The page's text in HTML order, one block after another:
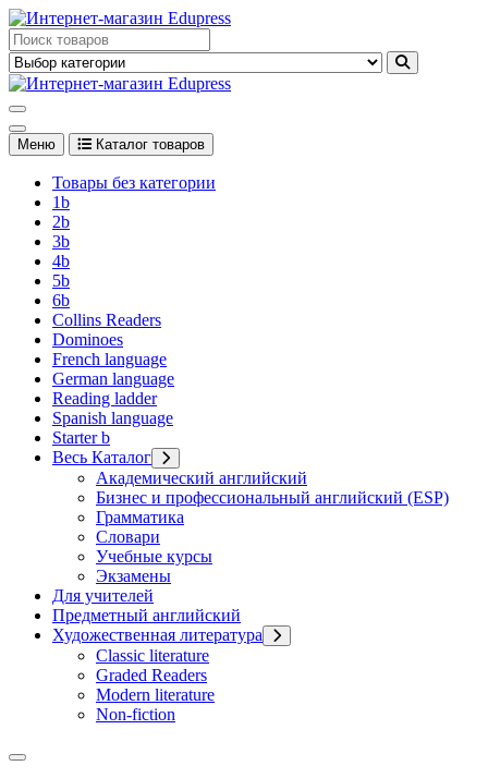
Перейти
к
содержимому
Edupress Uzbekistan, Edupress Узбекистан, книги, учебники на
английском языке
английском языке
Меню Каталог товаров
Товары без категории
1b
2b
3b
4b
5b
6b
Collins Readers
Dominoes
French language
German language
Reading ladder
Spanish language
Starter b
Весь Каталог
Академический английский
Бизнес и профессиональный английский (ESP)
Грамматика
Словари
Учебные курсы
Экзамены
Для учителей
Предметный английский
Художественная литература
Classic literature
Graded Readers
Modern literature
Non-fiction